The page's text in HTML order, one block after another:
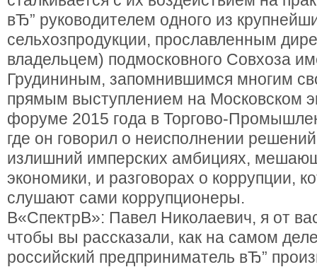
вЂ” руководителем одного из
сельхозпродукции, прославленным
владельцем) подмосковного Совхоза
Грудининым, запомнившимся многим
прямым выступлением на Московском
форуме 2015 года в Торгово-
где он говорил о неисполнении
излишний имперских амбициях,
экономики, и разговорах о коррупции,
слушают сами коррупционеры.
В«СпектрВ»: Павел Николаевич, я от
чтобы вы рассказали, как на самом
российский предприниматель вЂ”